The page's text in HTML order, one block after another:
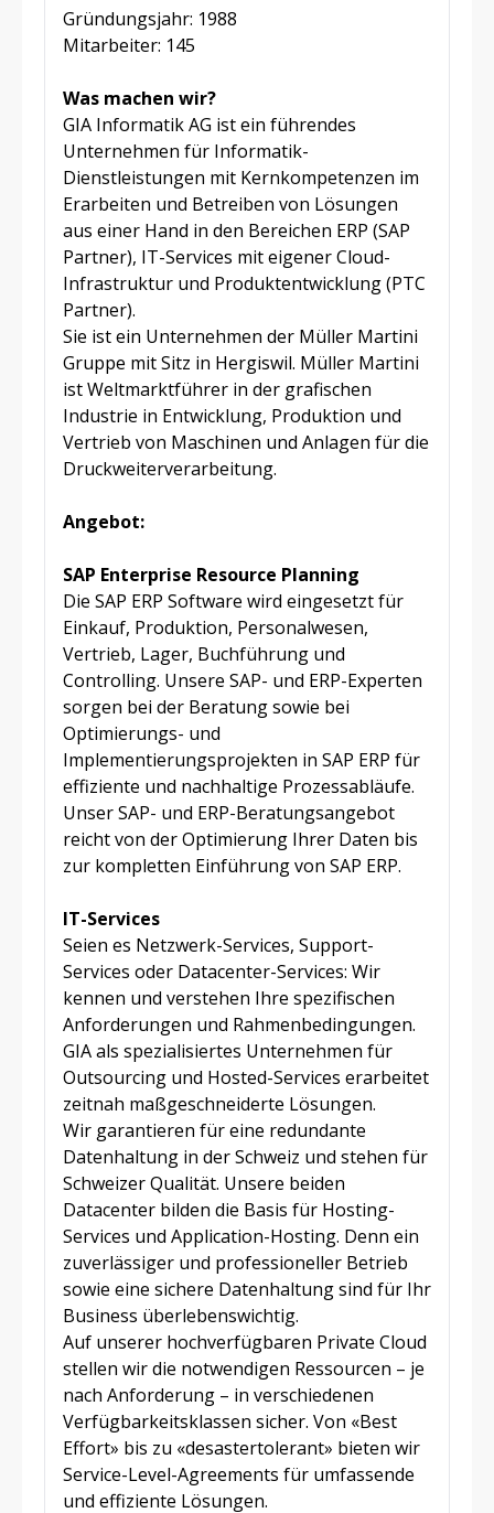
Gründungsjahr: 1988
Mitarbeiter: 145
Was machen wir?
GIA Informatik AG ist ein führendes
Unternehmen für Informatik-
Dienstleistungen mit Kernkompetenzen im
Erarbeiten und Betreiben von Lösungen
aus einer Hand in den Bereichen ERP (SAP
Partner), IT-Services mit eigener Cloud-
Infrastruktur und Produktentwicklung (PTC
Partner).
Sie ist ein Unternehmen der Müller Martini
Gruppe mit Sitz in Hergiswil. Müller Martini
ist Weltmarktführer in der grafischen
Industrie in Entwicklung, Produktion und
Vertrieb von Maschinen und Anlagen für die
Druckweiterverarbeitung.
Angebot:
SAP Enterprise Resource Planning
Die SAP ERP Software wird eingesetzt für
Einkauf, Produktion, Personalwesen,
Vertrieb, Lager, Buchführung und
Controlling. Unsere SAP- und ERP-Experten
sorgen bei der Beratung sowie bei
Optimierungs- und
Implementierungsprojekten in SAP ERP für
effiziente und nachhaltige Prozessabläufe.
Unser SAP- und ERP-Beratungsangebot
reicht von der Optimierung Ihrer Daten bis
zur kompletten Einführung von SAP ERP.
IT-Services
Seien es Netzwerk-Services, Support-
Services oder Datacenter-Services: Wir
kennen und verstehen Ihre spezifischen
Anforderungen und Rahmenbedingungen.
GIA als spezialisiertes Unternehmen für
Outsourcing und Hosted-Services erarbeitet
zeitnah maßgeschneiderte Lösungen.
Wir garantieren für eine redundante
Datenhaltung in der Schweiz und stehen für
Schweizer Qualität. Unsere beiden
Datacenter bilden die Basis für Hosting-
Services und Application-Hosting. Denn ein
zuverlässiger und professioneller Betrieb
sowie eine sichere Datenhaltung sind für Ihr
Business überlebenswichtig.
Auf unserer hochverfügbaren Private Cloud
stellen wir die notwendigen Ressourcen – je
nach Anforderung – in verschiedenen
Verfügbarkeitsklassen sicher. Von «Best
Effort» bis zu «desastertolerant» bieten wir
Service-Level-Agreements für umfassende
und effiziente Lösungen.